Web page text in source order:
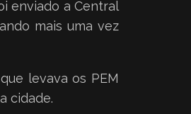
enviado a Central
mais uma vez
levava os PEM
cidade.